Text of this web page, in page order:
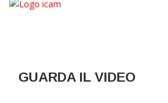
GUARDA IL VIDEO